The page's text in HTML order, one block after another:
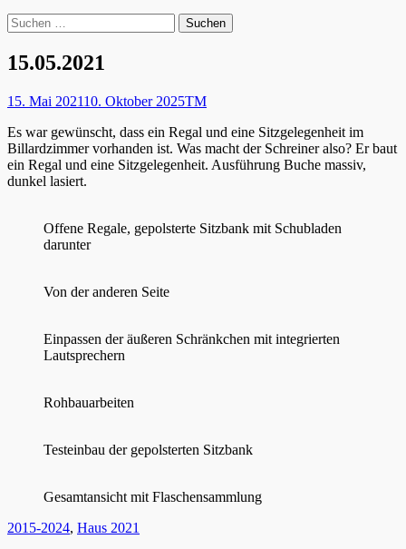
Suchen
Suche
nach:
15.05.2021
Posted
15. Mai 202110. Oktober 2025Autor
TM
Es war gewünscht, dass ein Regal und eine Sitzgelegenheit im
Billardzimmer vorhanden ist. Was macht der Schreiner also? Er baut
ein Regal und eine Sitzgelegenheit. Ausführung Buche massiv,
dunkel lasiert.
Offene Regale, gepolsterte Sitzbank mit Schubladen
darunter
Von der anderen Seite
Einpassen der äußeren Schränkchen mit integrierten
Lautsprechern
Rohbauarbeiten
Testeinbau der gepolsterten Sitzbank
Gesamtansicht mit Flaschensammlung
Kategorien
2015-2024, Haus 2021